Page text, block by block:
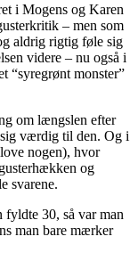
i Mogens og Karen
– men som
aldrig rigtig føle sig
videre – nu også i
“syregrønt monster”
om længslen efter
værdig til den. Og i
nogen), hvor
og
svarene.
fyldte 30, så var man
man bare mærker